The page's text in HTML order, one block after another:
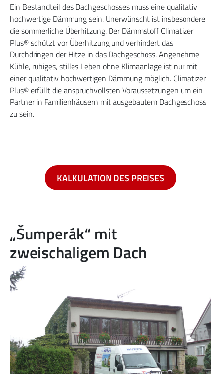
Ein Bestandteil des Dachgeschosses muss eine qualitativ
hochwertige Dämmung sein. Unerwünscht ist insbesondere
die sommerliche Überhitzung. Der Dämmstoff Climatizer
Plus® schützt vor Überhitzung und verhindert das
Durchdringen der Hitze in das Dachgeschoss. Angenehme
Kühle, ruhiges, stilles Leben ohne Klimaanlage ist nur mit
einer qualitativ hochwertigen Dämmung möglich. Climatizer
Plus® erfüllt die anspruchvollsten Voraussetzungen um ein
Partner in Familienhäusern mit ausgebautem Dachgeschoss
zu sein.
KALKULATION DES PREISES
„Šumperák“ mit
zweischaligem Dach